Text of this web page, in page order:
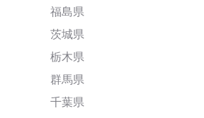
福島県
茨城県
栃木県
群馬県
千葉県